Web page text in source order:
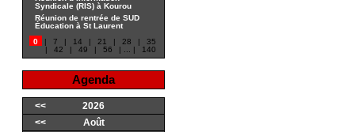
Syndicale (RIS) à Kourou
Réunion de rentrée de SUD
Éducation à St Laurent
0
| 7 | 14 | 21 | 28 |
35
|
42 | 49 | 56 | | 140
Agenda
<<
2026
<<
Août